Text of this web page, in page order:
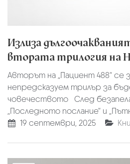
Излиза
втората трилогия на
Авторът на „Пациент 488“ се
непредсказуем трилър за
човечеството След
„Последното послание“ и
19 септември, 2025